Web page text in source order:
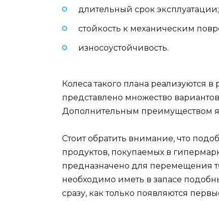
длительный срок эксплуатации;
стойкость к механическим
износоустойчивость.
Колеса такого плана реализуются
представлено множество
Дополнительным преимуществом
Стоит обратить внимание, что
продуктов, покупаемых в
предназначено для перемещения
необходимо иметь в запасе
сразу, как только появляются